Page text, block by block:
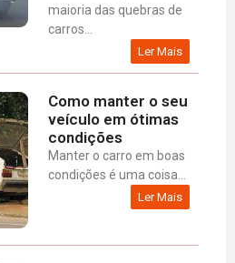
maioria das quebras de
carros...
Ler Mais
Como manter o seu
veículo em ótimas
condições
Manter o carro em boas
condições é uma coisa...
Ler Mais